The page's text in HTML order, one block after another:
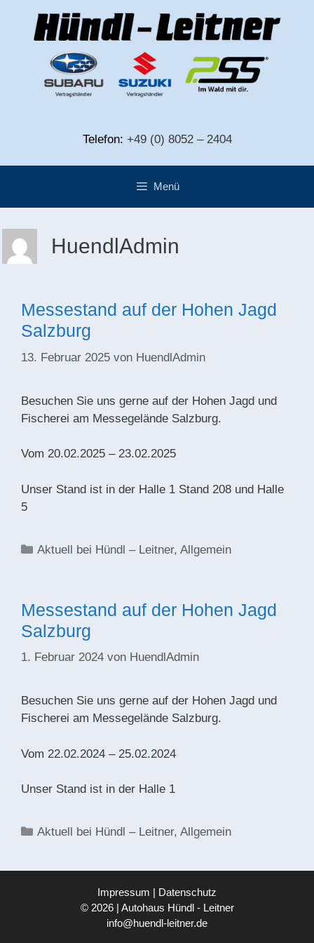
springen
Telefon: +49 (0) 8052 – 2404
Menü
HuendlAdmin
Messestand auf der Hohen Jagd
Salzburg
13. Februar 2025 von HuendlAdmin
Besuchen Sie uns gerne auf der Hohen Jagd und
Fischerei am Messegelände Salzburg.
Vom 20.02.2025 – 23.02.2025
Unser Stand ist in der Halle 1 Stand 208 und Halle
5
Kategorien
Aktuell bei Hündl – Leitner,Allgemein
Messestand auf der Hohen Jagd
Salzburg
1. Februar 2024 von HuendlAdmin
Besuchen Sie uns gerne auf der Hohen Jagd und
Fischerei am Messegelände Salzburg.
Vom 22.02.2024 – 25.02.2024
Unser Stand ist in der Halle 1
Kategorien
Aktuell bei Hündl – Leitner,Allgemein
Impressum | Datenschutz
© 2026 | Autohaus Hündl - Leitner
info@huendl-leitner.de